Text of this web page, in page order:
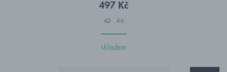
497 Kč
42 46
skladem